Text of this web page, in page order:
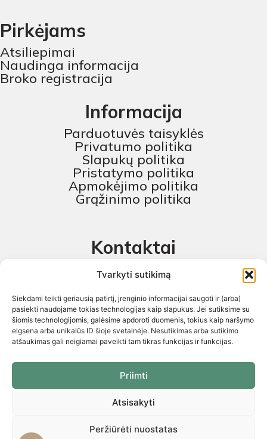
Tvarkyti sutikimą
Siekdami teikti geriausią patirtį, įrenginio informacijai saugoti ir (arba)
pasiekti naudojame tokias technologijas kaip slapukus. Jei sutiksime su
šiomis technologijomis, galėsime apdoroti duomenis, tokius kaip naršymo
elgsena arba unikalūs ID šioje svetainėje. Nesutikimas arba sutikimo
atšaukimas gali neigiamai paveikti tam tikras funkcijas ir funkcijas.
Priimti
Atsisakyti
Peržiūrėti nuostatas
Pirkėjams
Atsiliepimai
Naudinga informacija
Broko registracija
Informacija
Parduotuvės taisyklės
Privatumo politika
Slapukų politika
Pristatymo politika
Apmokėjimo politika
Grąžinimo politika
Kontaktai
pagalba@baldustilius.lt
I-V : 10:00 iki 16:00
Visos teisės saugomos 2026 © „Skaitmeninis projektas“ ©
griežtai draudžiama